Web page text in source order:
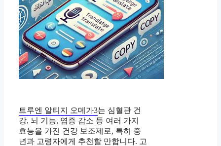
트루엔 알티지 오메가3는 심혈관 건
강, 뇌 기능, 염증 감소 등 여러 가지
효능을 가진 건강 보조제로, 특히 중
년과 고령자에게 추천할 만합니다. 고